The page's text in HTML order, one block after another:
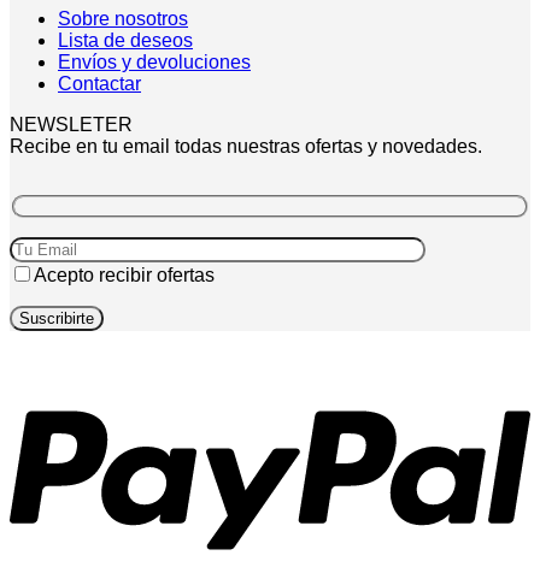
Sobre nosotros
Lista de deseos
Envíos y devoluciones
Contactar
NEWSLETER
Recibe en tu email todas nuestras ofertas y novedades.
Acepto recibir ofertas